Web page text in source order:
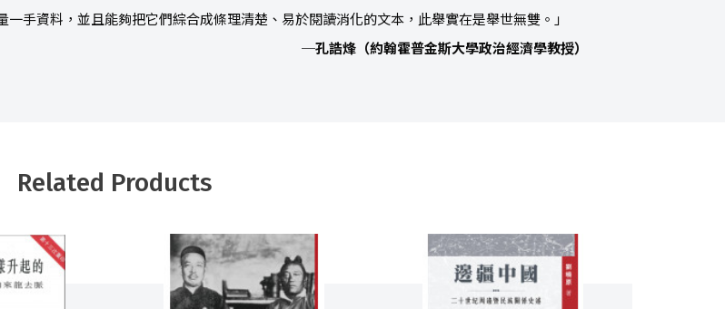
一手資料，並且能夠把它們綜合成條理清楚、易於閱讀消化的文本，此舉實在是舉世無雙。」
─孔誥烽（約翰霍普金斯大學政治經濟學教授）
Related Products